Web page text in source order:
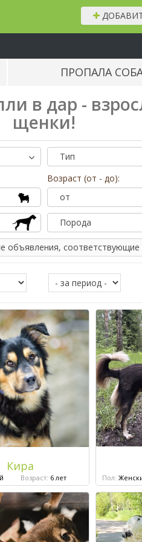
ПРОПАЛА
в дар -
щенки!
Тип
Возраст (от - до):
от
Порода
объявления, соответствующие
Кира
Возраст: 6 лет Пол: